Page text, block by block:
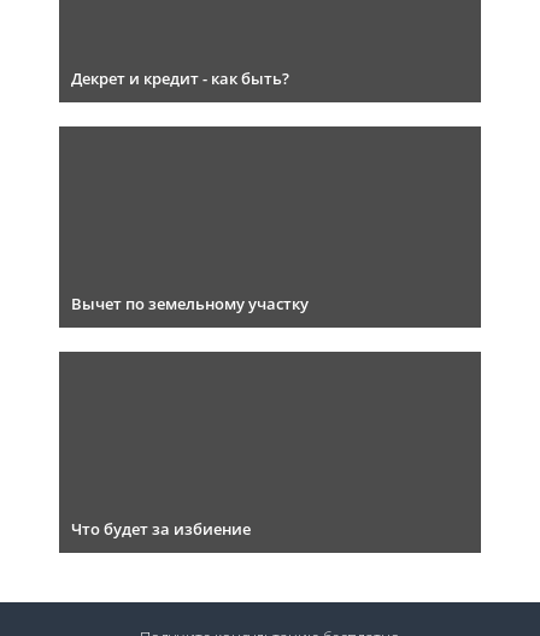
Декрет и кредит - как быть?
Вычет по земельному участку
Что будет за избиение